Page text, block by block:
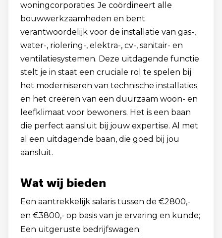
woningcorporaties. Je coördineert alle
bouwwerkzaamheden en bent
verantwoordelijk voor de installatie van gas-,
water-, riolering-, elektra-, cv-, sanitair- en
ventilatiesystemen. Deze uitdagende functie
stelt je in staat een cruciale rol te spelen bij
het moderniseren van technische installaties
en het creëren van een duurzaam woon- en
leefklimaat voor bewoners. Het is een baan
die perfect aansluit bij jouw expertise. Al met
al een uitdagende baan, die goed bij jou
aansluit.
Wat wij bieden
Een aantrekkelijk salaris tussen de €2800,-
en €3800,- op basis van je ervaring en kunde;
Een uitgeruste bedrijfswagen;